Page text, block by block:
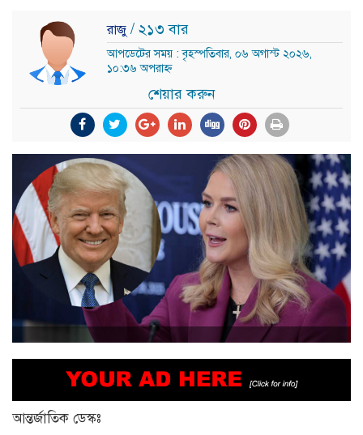
রাজু / ২১৩ বার
আপডেটের সময় : বৃহস্পতিবার, ০৬ অগাস্ট ২০২৬,
১০:৩৬ অপরাহ্ন
শেয়ার করুন
আন্তর্জাতিক ডেস্কঃ